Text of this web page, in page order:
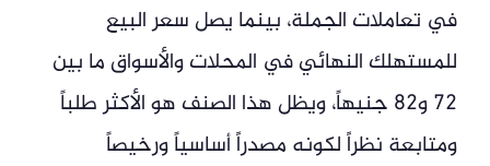
في تعاملات الجملة، بينما يصل سعر البيع
للمستهلك النهائي في المحلات والأسواق ما بين
72 و82 جنيهاً، ويظل هذا الصنف هو الأكثر طلباً
ومتابعة نظراً لكونه مصدراً أساسياً ورخيصاً